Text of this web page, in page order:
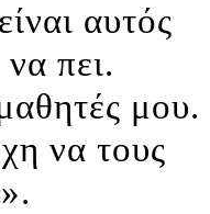
είναι αυτός
πει.
μου.
να τους
.